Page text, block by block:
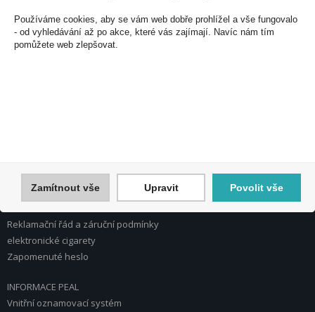
U Plynárny 412/101
101 00 Praha 10
Česká republika
Nápověda k registraci a nákupu
Obchodní podmínky
Reklamační řád a záruční podmínky
elektronické cigarety
Zapomenuté heslo
INFORMACE PEAL
Vnitřní oznamovací systém
Používáme cookies, aby se vám web dobře prohlížel a vše fungovalo
- od vyhledávání až po akce, které vás zajímají. Navíc nám tím
pomůžete web zlepšovat.
Zamítnout vše Upravit Povolit vše